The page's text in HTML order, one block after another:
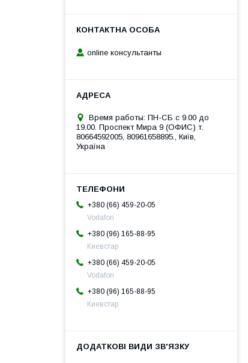
online консультанты
Время работы: ПН-СБ с 9.00 до
19.00. Проспект Мира 9 (ОФИС) т.
80664592005, 80961658895., Київ,
Україна
+380 (66) 459-20-05
Vodafon
+380 (96) 165-88-95
Киевстар
+380 (66) 459-20-05
Vodafon
+380 (96) 165-88-95
Киевстар